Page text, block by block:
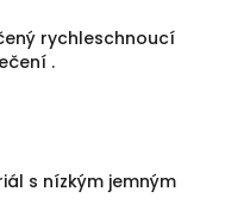
rychleschnoucí
.
s nízkým jemným